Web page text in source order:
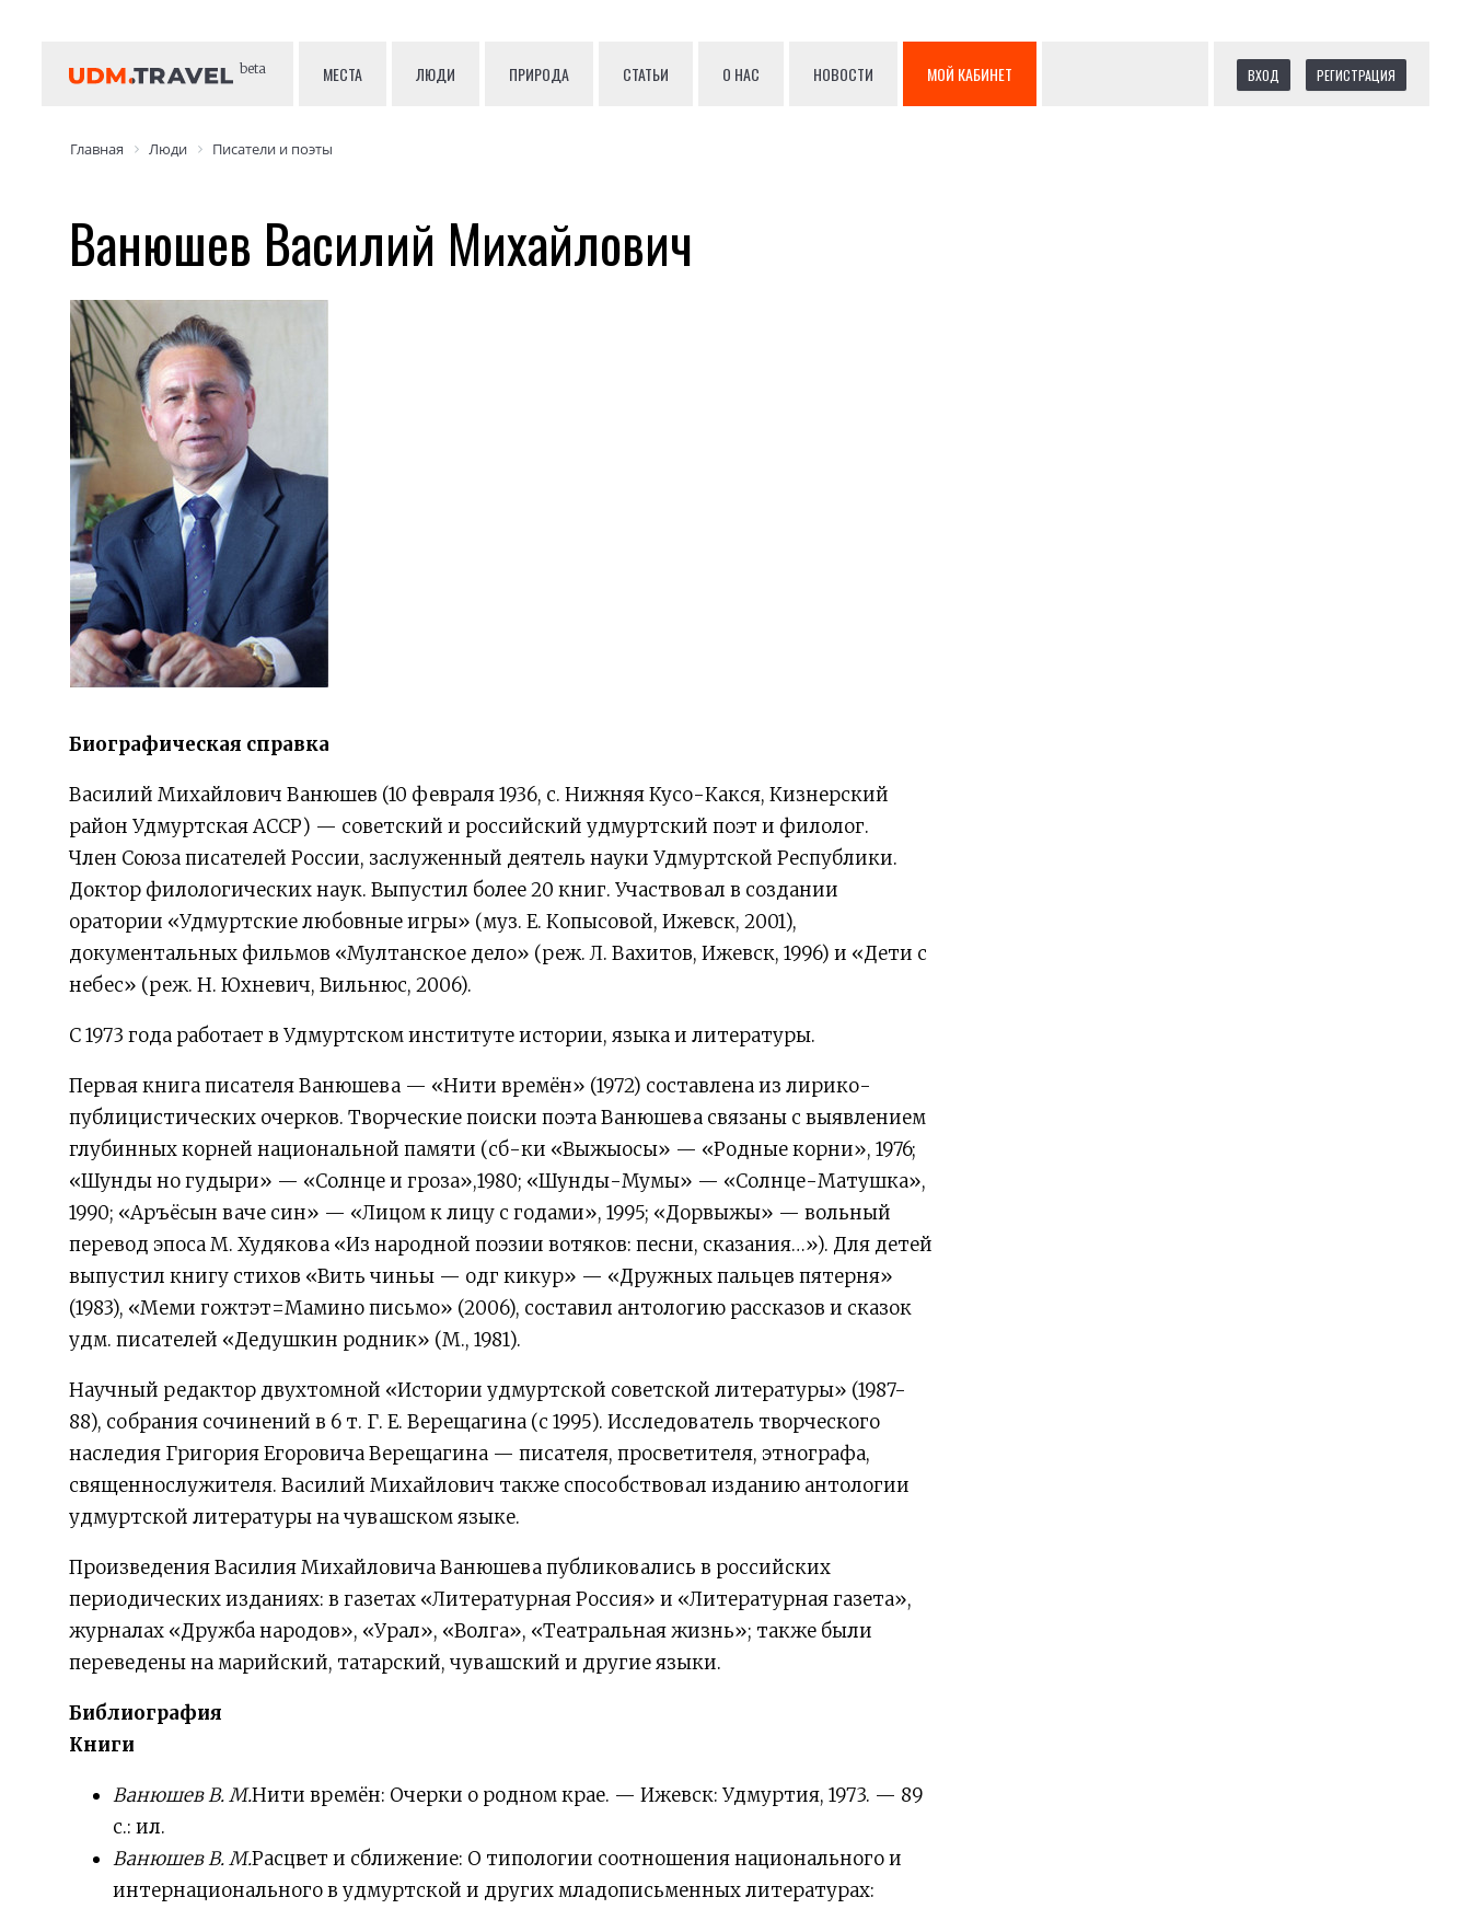
beta МЕСТА ЛЮДИ ПРИРОДА СТАТЬИ О НАС НОВОСТИ МОЙ КАБИНЕТ ВХОД РЕГИСТРАЦИЯ
Главная Люди Писатели и поэты
Ванюшев Василий Михайлович
Биографическая справка
Василий Михайлович Ванюшев (10 февраля 1936, с. Нижняя Кусо-Какся, Кизнерский
район Удмуртская АССР) — советский и российский удмуртский поэт и филолог.
Член Союза писателей России, заслуженный деятель науки Удмуртской Республики.
Доктор филологических наук. Выпустил более 20 книг. Участвовал в создании
оратории «Удмуртские любовные игры» (муз. Е. Копысовой, Ижевск, 2001),
документальных фильмов «Мултанское дело» (реж. Л. Вахитов, Ижевск, 1996) и «Дети с
небес» (реж. Н. Юхневич, Вильнюс, 2006).
С 1973 года работает в Удмуртском институте истории, языка и литературы.
Первая книга писателя Ванюшева — «Нити времён» (1972) составлена из лирико-
публицистических очерков. Творческие поиски поэта Ванюшева связаны с выявлением
глубинных корней национальной памяти (сб-ки «Выжыосы» — «Родные корни», 1976;
«Шунды но гудыри» — «Солнце и гроза»,1980; «Шунды-Мумы» — «Солнце-Матушка»,
1990; «Аръёсын ваче син» — «Лицом к лицу с годами», 1995; «Дорвыжы» — вольный
перевод эпоса М. Худякова «Из народной поэзии вотяков: песни, сказания…»). Для детей
выпустил книгу стихов «Вить чиньы — одӥг кикур» — «Дружных пальцев пятерня»
(1983), «Меми гожтэт=Мамино письмо» (2006), составил антологию рассказов и сказок
удм. писателей «Дедушкин родник» (М., 1981).
Научный редактор двухтомной «Истории удмуртской советской литературы» (1987-
88), собрания сочинений в 6 т. Г. Е. Верещагина (с 1995). Исследователь творческого
наследия Григория Егоровича Верещагина — писателя, просветителя, этнографа,
священнослужителя. Василий Михайлович также способствовал изданию антологии
удмуртской литературы на чувашском языке.
Произведения Василия Михайловича Ванюшева публиковались в российских
периодических изданиях: в газетах «Литературная Россия» и «Литературная газета»,
журналах «Дружба народов», «Урал», «Волга», «Театральная жизнь»; также были
переведены на марийский, татарский, чувашский и другие языки.
Библиография
Книги
Ванюшев В. М.Нити времён: Очерки о родном крае. — Ижевск: Удмуртия, 1973. — 89
с.: ил.
Ванюшев В. М.Расцвет и сближение: О типологии соотношения национального и
интернационального в удмуртской и других младописьменных литературах: